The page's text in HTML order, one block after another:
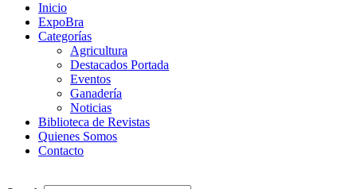
Inicio
ExpoBra
Categorías
Agricultura
Destacados Portada
Eventos
Ganadería
Noticias
Biblioteca de Revistas
Quienes Somos
Contacto